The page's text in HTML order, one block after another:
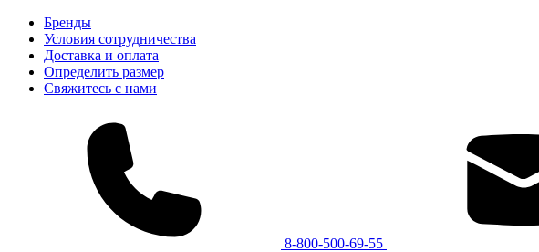
Бренды
Условия сотрудничества
Доставка и оплата
Определить размер
Свяжитесь с нами
8-800-500-69-55